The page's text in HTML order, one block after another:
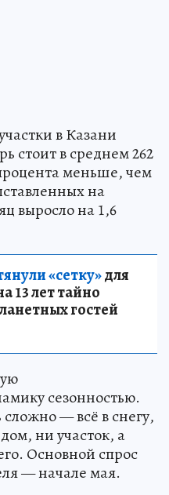
в Казани
стоит в среднем 262
меньше, чем
на
выросло на 1,6
«сетку»для
13 лет тайно
гостей
сезонностью.
— всё в снегу,
ни участок, а
Основной спрос
— начале мая.